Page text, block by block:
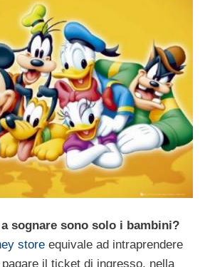
sognare sono solo i bambini?
store equivale ad intraprendere
il ticket di ingresso, nella